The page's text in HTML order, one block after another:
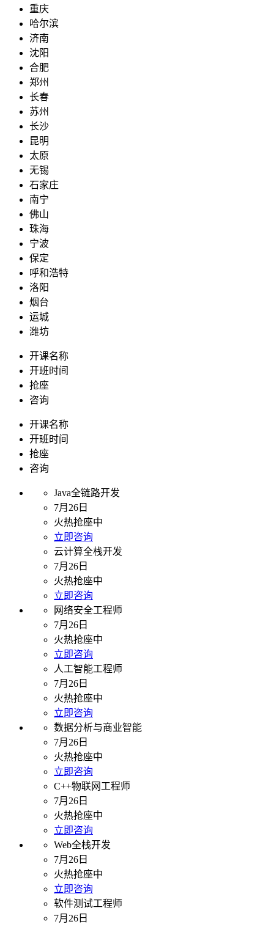
重庆
哈尔滨
济南
沈阳
合肥
郑州
长春
苏州
长沙
昆明
太原
无锡
石家庄
南宁
佛山
珠海
宁波
保定
呼和浩特
洛阳
烟台
运城
潍坊
开课名称
开班时间
抢座
咨询
开课名称
开班时间
抢座
咨询
Java全链路开发
7月26日
火热抢座中
立即咨询
云计算全栈开发
7月26日
火热抢座中
立即咨询
网络安全工程师
7月26日
火热抢座中
立即咨询
人工智能工程师
7月26日
火热抢座中
立即咨询
数据分析与商业智能
7月26日
火热抢座中
立即咨询
C++物联网工程师
7月26日
火热抢座中
立即咨询
Web全栈开发
7月26日
火热抢座中
立即咨询
软件测试工程师
7月26日